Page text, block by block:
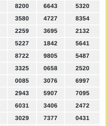
8200 6643
5320
3580 4727
8354
2259 3695
2132
5227 1842
5641
8722 9805
5487
3325 0658
2520
0085 3076
6997
2943 5907
7095
6031 3406
2472
3029 7377
0431